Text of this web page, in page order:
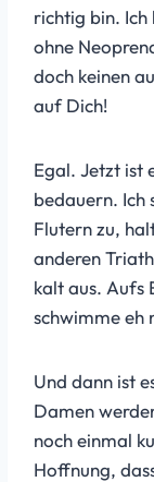
richtig bin. Ich
ohne
doch keinen
auf Dich!
Egal. Jetzt ist
bedauern. Ich
Flutern zu,
anderen
kalt aus. Aufs
schwimme eh
Und dann ist
Damen
noch einmal
Hoffnung,